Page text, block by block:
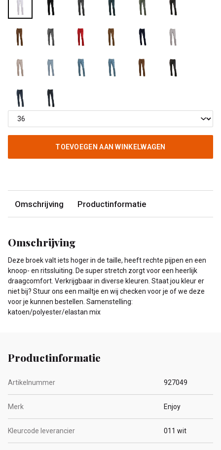
TOEVOEGEN AAN WINKELWAGEN
Omschrijving Productinformatie
Omschrijving
Deze broek valt iets hoger in de taille, heeft rechte pijpen en een
knoop- en ritssluiting. De super stretch zorgt voor een heerlijk
draagcomfort. Verkrijgbaar in diverse kleuren. Staat jou kleur er
niet bij? Stuur ons een mailtje en wij checken voor je of we deze
voor je kunnen bestellen. Samenstelling:
katoen/polyester/elastan mix
Productinformatie
Artikelnummer 927049
Merk Enjoy
Kleurcode leverancier 011 wit